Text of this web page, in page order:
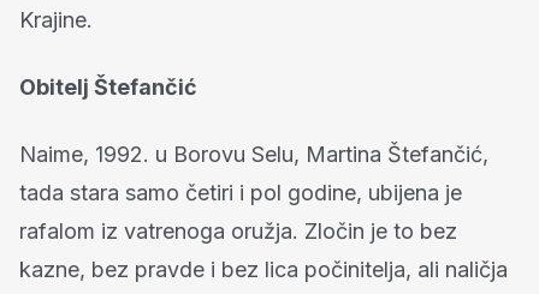
Krajine.
Obitelj Štefančić
Naime, 1992. u Borovu Selu, Martina Štefančić,
tada stara samo četiri i pol godine, ubijena je
rafalom iz vatrenoga oružja. Zločin je to bez
kazne, bez pravde i bez lica počinitelja, ali naličja